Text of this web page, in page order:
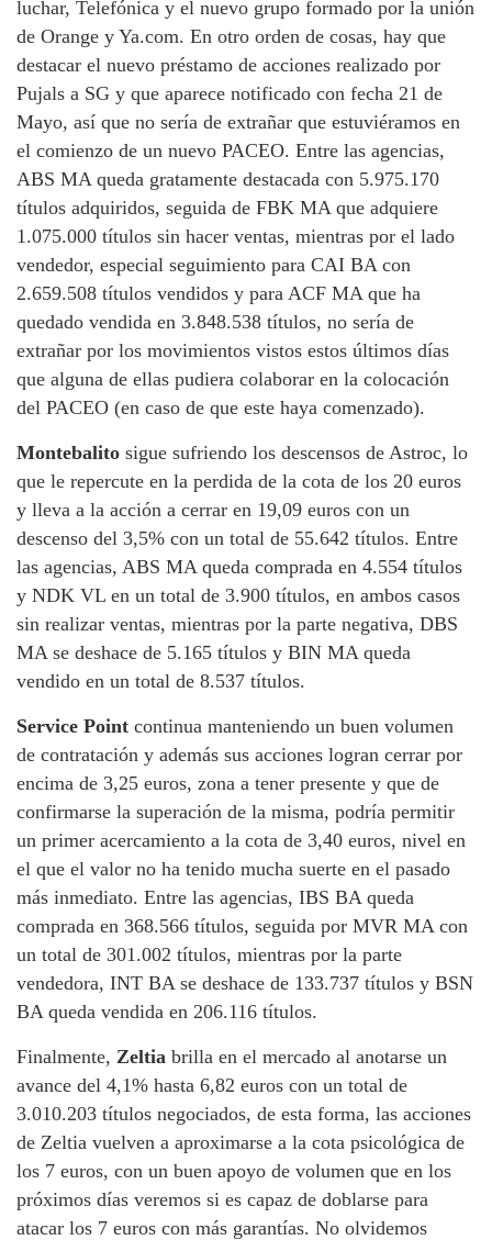
luchar, Telefónica y el nuevo grupo formado por la unión
de Orange y Ya.com. En otro orden de cosas, hay que
destacar el nuevo préstamo de acciones realizado por
Pujals a SG y que aparece notificado con fecha 21 de
Mayo, así que no sería de extrañar que estuviéramos en
el comienzo de un nuevo PACEO. Entre las agencias,
ABS MA queda gratamente destacada con 5.975.170
títulos adquiridos, seguida de FBK MA que adquiere
1.075.000 títulos sin hacer ventas, mientras por el lado
vendedor, especial seguimiento para CAI BA con
2.659.508 títulos vendidos y para ACF MA que ha
quedado vendida en 3.848.538 títulos, no sería de
extrañar por los movimientos vistos estos últimos días
que alguna de ellas pudiera colaborar en la colocación
del PACEO (en caso de que este haya comenzado).
Montebalito sigue sufriendo los descensos de Astroc, lo
que le repercute en la perdida de la cota de los 20 euros
y lleva a la acción a cerrar en 19,09 euros con un
descenso del 3,5% con un total de 55.642 títulos. Entre
las agencias, ABS MA queda comprada en 4.554 títulos
y NDK VL en un total de 3.900 títulos, en ambos casos
sin realizar ventas, mientras por la parte negativa, DBS
MA se deshace de 5.165 títulos y BIN MA queda
vendido en un total de 8.537 títulos.
Service Point continua manteniendo un buen volumen
de contratación y además sus acciones logran cerrar por
encima de 3,25 euros, zona a tener presente y que de
confirmarse la superación de la misma, podría permitir
un primer acercamiento a la cota de 3,40 euros, nivel en
el que el valor no ha tenido mucha suerte en el pasado
más inmediato. Entre las agencias, IBS BA queda
comprada en 368.566 títulos, seguida por MVR MA con
un total de 301.002 títulos, mientras por la parte
vendedora, INT BA se deshace de 133.737 títulos y BSN
BA queda vendida en 206.116 títulos.
Finalmente, Zeltia brilla en el mercado al anotarse un
avance del 4,1% hasta 6,82 euros con un total de
3.010.203 títulos negociados, de esta forma, las acciones
de Zeltia vuelven a aproximarse a la cota psicológica de
los 7 euros, con un buen apoyo de volumen que en los
próximos días veremos si es capaz de doblarse para
atacar los 7 euros con más garantías. No olvidemos